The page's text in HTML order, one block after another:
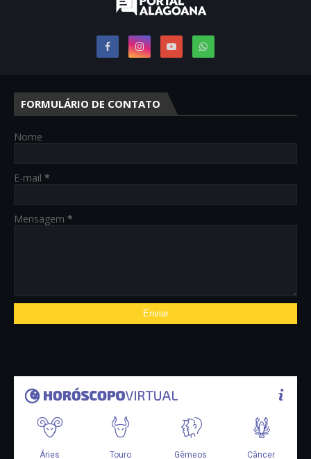
FORMULÁRIO DE CONTATO
Nome
E-mail *
Mensagem *